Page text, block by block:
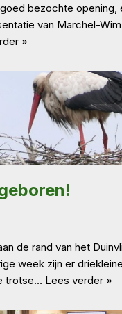
bezochte opening,
van Marchel-
»
de rand van het
week zijn er
trotse… Lees verder »